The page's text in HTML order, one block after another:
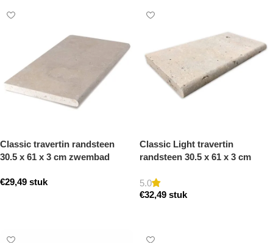
Classic travertin randsteen
30.5 x 61 x 3 cm zwembad
€29,49 stuk
Classic Light travertin
randsteen 30.5 x 61 x 3 cm
getrommeld
5.0
€32,49 stuk